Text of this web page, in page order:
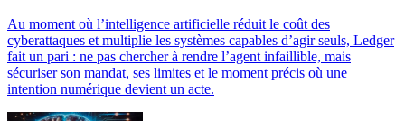
Au moment où l’intelligence artificielle réduit le coût des
cyberattaques et multiplie les systèmes capables d’agir seuls, Ledger
fait un pari : ne pas chercher à rendre l’agent infaillible, mais
sécuriser son mandat, ses limites et le moment précis où une
intention numérique devient un acte.